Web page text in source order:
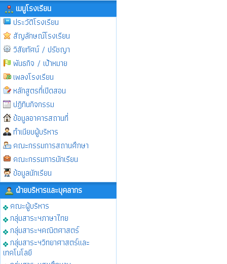
เมนูโรงเรียน
ประวัติโรงเรียน
สัญลักษณ์โรงเรียน
วิสัยทัศน์ / ปรัชญา
พันธกิจ / เป้าหมาย
เพลงโรงเรียน
หลักสูตรที่เปิดสอน
ปฏิทินกิจกรรม
ข้อมูลอาคารสถานที่
ทำเนียบผู้บริหาร
คณะกรรมการสถานศึกษา
คณะกรรมการนักเรียน
ข้อมูลนักเรียน
ฝ่ายบริหารและบุคลากร
คณะผู้บริหาร
กลุ่มสาระฯภาษาไทย
กลุ่มสาระฯคณิตศาสตร์
กลุ่มสาระฯวิทยาศาสตร์และ
เทคโนโลยี